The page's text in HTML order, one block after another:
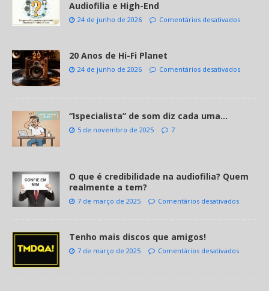
Audiofilia e High-End
24 de junho de 2026 Comentários desativados
20 Anos de Hi-Fi Planet
24 de junho de 2026 Comentários desativados
“Ispecialista” de som diz cada uma…
5 de novembro de 2025 7
O que é credibilidade na audiofilia? Quem
realmente a tem?
7 de março de 2025 Comentários desativados
Tenho mais discos que amigos!
7 de março de 2025 Comentários desativados